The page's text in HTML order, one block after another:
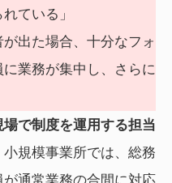
ている」
が出た場合、十分なフォ
業務が集中し、さらに
場で制度を運用する担当
規模事業所では、総務